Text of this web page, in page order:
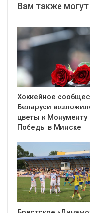
Вам также могут
Хоккейное
Беларуси
цветы к Монументу
Победы в Минске